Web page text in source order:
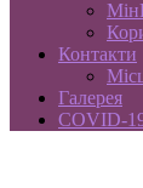
Контакти
Галерея
COVID-